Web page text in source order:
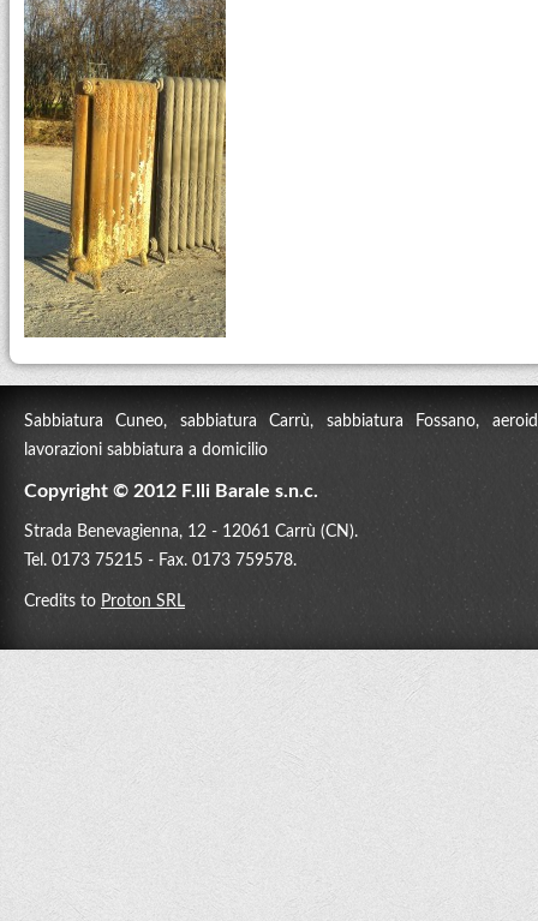
Sabbiatura Cuneo, sabbiatura Carrù, sabbiatura Fossano,
lavorazioni sabbiatura a domicilio
Copyright © 2012 F.lli Barale s.n.c.
Strada Benevagienna, 12 - 12061 Carrù (CN).
Tel. 0173 75215 - Fax. 0173 759578.
Credits to Proton SRL